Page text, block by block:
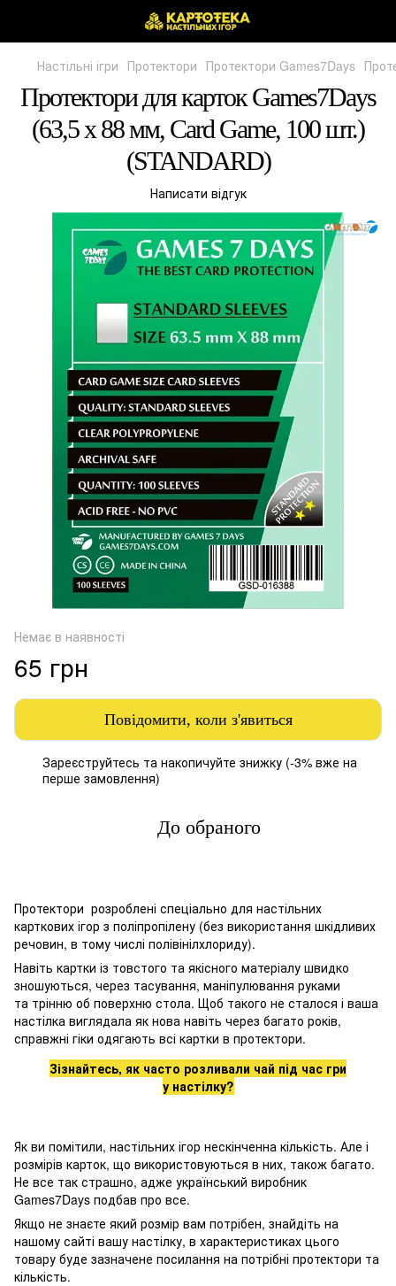
Настільні ігри Протектори Протектори Games7Days
Протектори для карток Games7Days
(63,5 х 88 мм, Card Game, 100 шт.)
(STANDARD)
Написати відгук
Немає в наявності
65 грн
Повідомити, коли з'явиться
Зареєструйтесь та накопичуйте знижку (-3% вже на
перше замовлення)
До обраного
Протектори розроблені спеціально для настільних
карткових ігор з поліпропілену (без використання шкідливих
речовин, в тому числі полівінілхлориду).
Навіть картки із товстого та якісного матеріалу швидко
зношуються, через тасування, маніпулювання руками
та трінню об поверхню стола. Щоб такого не сталося і ваша
настілка виглядала як нова навіть через багато років,
справжні гіки одягають всі картки в протектори.
Зізнайтесь, як часто розливали чай під час гри
у настілку?
Як ви помітили, настільних ігор нескінченна кількість. Але і
розмірів карток, що використовуються в них, також багато.
Не все так страшно, адже український виробник
Games7Days подбав про все.
Якщо не знаєте який розмір вам потрібен, знайдіть на
нашому сайті вашу настілку, в характеристиках цього
товару буде зазначене посилання на потрібні протектори та
кількість.